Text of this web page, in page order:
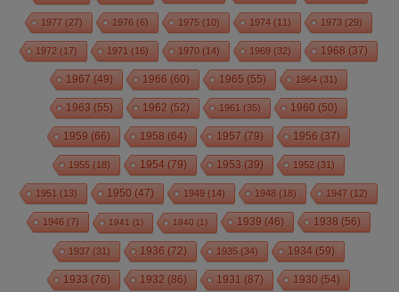
1977 (27) 1976 (6) 1975 (10) 1974 (11) 1973 (29)
1972 (17) 1971 (16) 1970 (14) 1969 (32) 1968 (37)
1967 (49) 1966 (60) 1965 (55) 1964 (31)
1963 (55) 1962 (52) 1961 (35) 1960 (50)
1959 (66) 1958 (64) 1957 (79) 1956 (37)
1955 (18) 1954 (79) 1953 (39) 1952 (31)
1951 (13) 1950 (47) 1949 (14) 1948 (18) 1947 (12)
1946 (7) 1941 (1) 1940 (1) 1939 (46) 1938 (56)
1937 (31) 1936 (72) 1935 (34) 1934 (59)
1933 (76) 1932 (86) 1931 (87) 1930 (54)